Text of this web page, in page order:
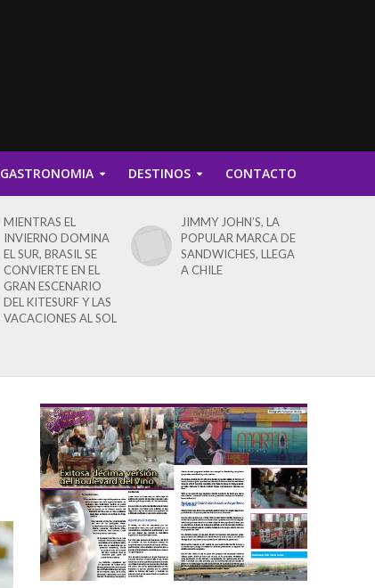
GASTRONOMIA DESTINOS CONTACTO
MIENTRAS EL
INVIERNO DOMINA
EL SUR, BRASIL SE
CONVIERTE EN EL
GRAN ESCENARIO
DEL KITESURF Y LAS
VACACIONES AL SOL
JIMMY JOHN’S, LA
POPULAR MARCA DE
SANDWICHES, LLEGA
A CHILE